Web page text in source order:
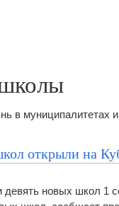
в муниципалитетах и
открыли на
новых школ 1